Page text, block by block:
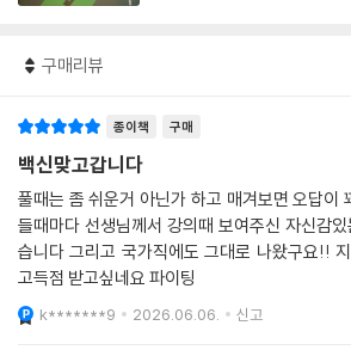
구매리뷰
종이책 구매
백신맞고갑니다
풀때는 좀 쉬운거 아닌가 하고 매겨보면 오답이
들때마다 선생님께서 강의때 보여주신 자신감
습니다 그리고 국가직에도 그대로 나왔구요!!
고득점 받고싶네요 파이팅
k*******9 2026.06.06. 신고